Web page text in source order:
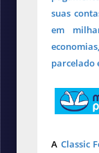
suas
em
parcelado
A Classic